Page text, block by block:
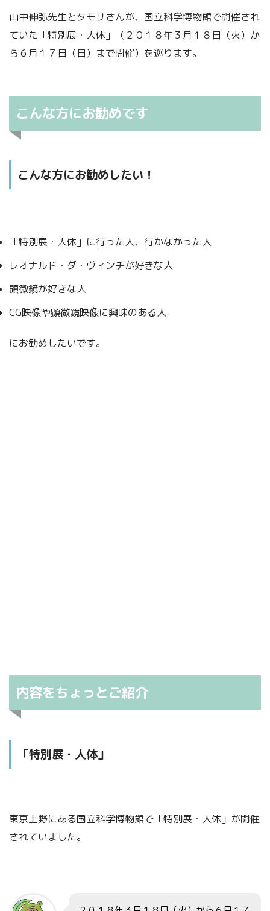
山中伸弥先生とタモリさんが、国立科学博物館で開催され
ていた「特別展・人体」（２０１８年３月１８日（火）か
ら６月１７日（日）まで開催）を巡ります。
こんな方にお勧めです
こんな方にお勧めしたい！
「特別展・人体」に行った人、行かなかった人
レオナルド・ダ・ヴィンチが好きな人
顕微鏡が好きな人
CG映像や顕微鏡映像に興味のある人
にお勧めしたいです。
内容をちょっとご紹介
「特別展・人体」
東京上野にある国立科学博物館で「特別展・人体」が開催
されていました。